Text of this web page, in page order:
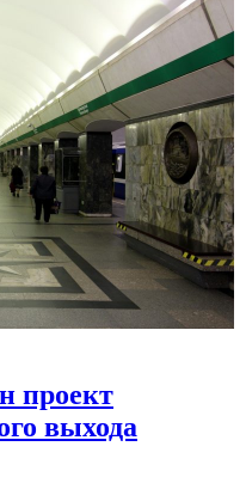
проект
выхода